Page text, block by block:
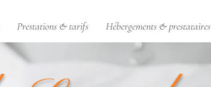
Prestations & tarifs Hébergements & prestataires